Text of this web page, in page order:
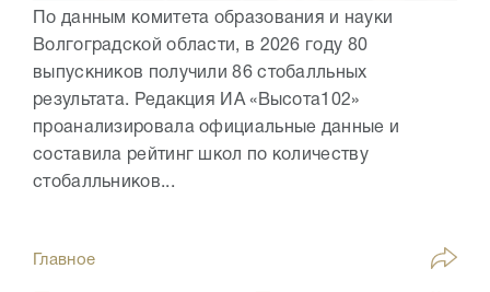
По данным комитета образования и науки
Волгоградской области, в 2026 году 80
выпускников получили 86 стобалльных
результата. Редакция ИА «Высота102»
проанализировала официальные данные и
составила рейтинг школ по количеству
стобалльников...
Главное